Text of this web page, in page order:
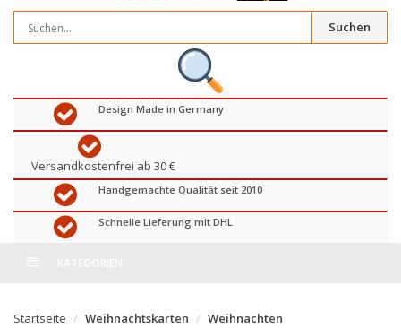
Suchen
Design Made in Germany
Versandkostenfrei ab 30 €
Handgemachte Qualität seit 2010
Schnelle Lieferung mit DHL
Startseite Weihnachtskarten Weihnachten